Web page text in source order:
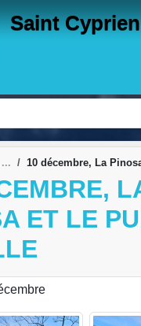
Saint
10 décembre, La
ET LE
des cookies